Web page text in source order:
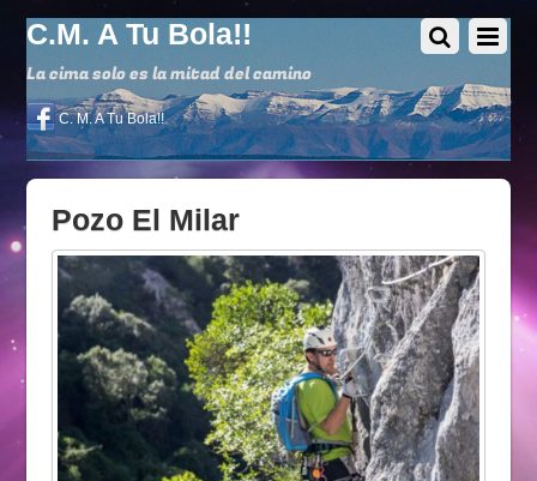
C.M. A Tu Bola!!
La cima solo es la mitad del camino
C. M. A Tu Bola!!
Pozo El Milar